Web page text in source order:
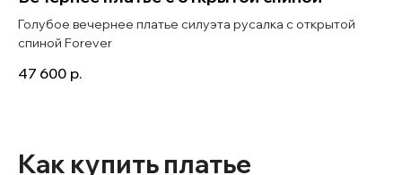
Голубое вечернее платье силуэта русалка с открытой
спиной Forever
47 600 р.
Как купить платье